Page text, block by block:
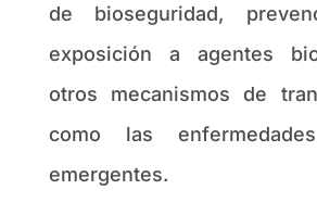
de bioseguridad,
exposición a agentes
otros mecanismos de
como las
emergentes.